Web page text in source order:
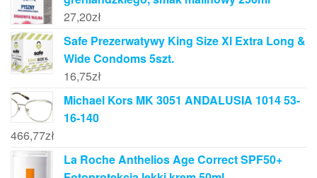
27,20zł
Safe Prezerwatywy King Size Xl Extra Long &
Wide Condoms 5szt.
16,75zł
Michael Kors MK 3051 ANDALUSIA 1014 53-
16-140
466,77zł
La Roche Anthelios Age Correct SPF50+